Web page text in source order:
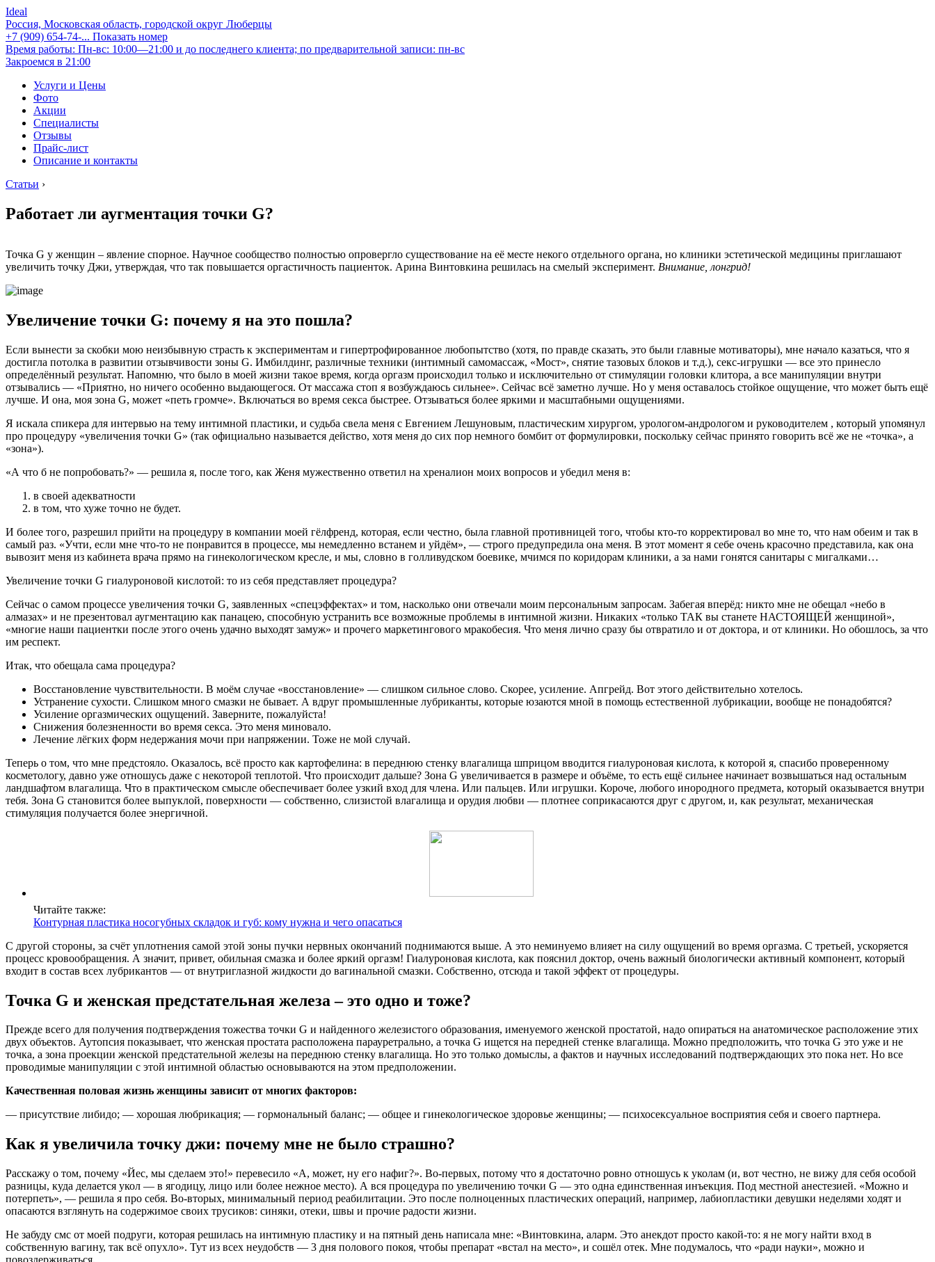
Ideal
Россия, Московская область, городской округ Люберцы
+7 (909) 654-74-... Показать номер
Время работы: Пн-вс: 10:00—21:00 и до последнего клиента; по предварительной записи: пн-вс
Закроемся в 21:00
Услуги и Цены
Фото
Акции
Специалисты
Отзывы
Прайс-лист
Описание и контакты
Статьи ›
Работает ли аугментация точки G?
Точка G у женщин – явление спорное. Научное сообщество полностью опровергло существование на её месте некого отдельного органа, но клиники эстетической медицины приглашают
увеличить точку Джи, утверждая, что так повышается оргастичность пациенток. Арина Винтовкина решилась на смелый эксперимент. Внимание, лонгрид!
Увеличение точки G: почему я на это пошла?
Если вынести за скобки мою неизбывную страсть к экспериментам и гипертрофированное любопытство (хотя, по правде сказать, это были главные мотиваторы), мне начало казаться, что я
достигла потолка в развитии отзывчивости зоны G. Имбилдинг, различные техники (интимный самомассаж, «Мост», снятие тазовых блоков и т.д.), секс-игрушки — все это принесло
определённый результат. Напомню, что было в моей жизни такое время, когда оргазм происходил только и исключительно от стимуляции головки клитора, а все манипуляции внутри
отзывались — «Приятно, но ничего особенно выдающегося. От массажа стоп я возбуждаюсь сильнее». Сейчас всё заметно лучше. Но у меня оставалось стойкое ощущение, что может быть ещё
лучше. И она, моя зона G, может «петь громче». Включаться во время секса быстрее. Отзываться более яркими и масштабными ощущениями.
Я искала спикера для интервью на тему интимной пластики, и судьба свела меня с Евгением Лешуновым, пластическим хирургом, урологом-андрологом и руководителем , который упомянул
про процедуру «увеличения точки G» (так официально называется действо, хотя меня до сих пор немного бомбит от формулировки, поскольку сейчас принято говорить всё же не «точка», а
«зона»).
«А что б не попробовать?» — решила я, после того, как Женя мужественно ответил на хреналион моих вопросов и убедил меня в:
в своей адекватности
в том, что хуже точно не будет.
И более того, разрешил прийти на процедуру в компании моей гёлфренд, которая, если честно, была главной противницей того, чтобы кто-то корректировал во мне то, что нам обеим и так в
самый раз. «Учти, если мне что-то не понравится в процессе, мы немедленно встанем и уйдём», — строго предупредила она меня. В этот момент я себе очень красочно представила, как она
вывозит меня из кабинета врача прямо на гинекологическом кресле, и мы, словно в голливудском боевике, мчимся по коридорам клиники, а за нами гонятся санитары с мигалками…
Увеличение точки G гиалуроновой кислотой: то из себя представляет процедура?
Сейчас о самом процессе увеличения точки G, заявленных «спецэффектах» и том, насколько они отвечали моим персональным запросам. Забегая вперёд: никто мне не обещал «небо в
алмазах» и не презентовал аугментацию как панацею, способную устранить все возможные проблемы в интимной жизни. Никаких «только ТАК вы станете НАСТОЯЩЕЙ женщиной»,
«многие наши пациентки после этого очень удачно выходят замуж» и прочего маркетингового мракобесия. Что меня лично сразу бы отвратило и от доктора, и от клиники. Но обошлось, за что
им респект.
Итак, что обещала сама процедура?
Восстановление чувствительности. В моём случае «восстановление» — слишком сильное слово. Скорее, усиление. Апгрейд. Вот этого действительно хотелось.
Устранение сухости. Слишком много смазки не бывает. А вдруг промышленные лубриканты, которые юзаются мной в помощь естественной лубрикации, вообще не понадобятся?
Усиление оргазмических ощущений. Заверните, пожалуйста!
Снижения болезненности во время секса. Это меня миновало.
Лечение лёгких форм недержания мочи при напряжении. Тоже не мой случай.
Теперь о том, что мне предстояло. Оказалось, всё просто как картофелина: в переднюю стенку влагалища шприцом вводится гиалуроновая кислота, к которой я, спасибо проверенному
косметологу, давно уже отношусь даже с некоторой теплотой. Что происходит дальше? Зона G увеличивается в размере и объёме, то есть ещё сильнее начинает возвышаться над остальным
ландшафтом влагалища. Что в практическом смысле обеспечивает более узкий вход для члена. Или пальцев. Или игрушки. Короче, любого инородного предмета, который оказывается внутри
тебя. Зона G становится более выпуклой, поверхности — собственно, слизистой влагалища и орудия любви — плотнее соприкасаются друг с другом, и, как результат, механическая
стимуляция получается более энергичной.
Читайте также:
Контурная пластика носогубных складок и губ: кому нужна и чего опасаться
С другой стороны, за счёт уплотнения самой этой зоны пучки нервных окончаний поднимаются выше. А это неминуемо влияет на силу ощущений во время оргазма. С третьей, ускоряется
процесс кровообращения. А значит, привет, обильная смазка и более яркий оргазм! Гиалуроновая кислота, как пояснил доктор, очень важный биологически активный компонент, который
входит в состав всех лубрикантов — от внутриглазной жидкости до вагинальной смазки. Собственно, отсюда и такой эффект от процедуры.
Точка G и женская предстательная железа – это одно и тоже?
Прежде всего для получения подтверждения тожества точки G и найденного железистого образования, именуемого женской простатой, надо опираться на анатомическое расположение этих
двух объектов. Аутопсия показывает, что женская простата расположена парауретрально, а точка G ищется на передней стенке влагалища. Можно предположить, что точка G это уже и не
точка, а зона проекции женской предстательной железы на переднюю стенку влагалища. Но это только домыслы, а фактов и научных исследований подтверждающих это пока нет. Но все
проводимые манипуляции с этой интимной областью основываются на этом предположении.
Качественная половая жизнь женщины зависит от многих факторов:
— присутствие либидо; — хорошая любрикация; — гормональный баланс; — общее и гинекологическое здоровье женщины; — психосексуальное восприятия себя и своего партнера.
Как я увеличила точку джи: почему мне не было страшно?
Расскажу о том, почему «Йес, мы сделаем это!» перевесило «А, может, ну его нафиг?». Во-первых, потому что я достаточно ровно отношусь к уколам (и, вот честно, не вижу для себя особой
разницы, куда делается укол — в ягодицу, лицо или более нежное место). А вся процедура по увеличению точки G — это одна единственная инъекция. Под местной анестезией. «Можно и
потерпеть», — решила я про себя. Во-вторых, минимальный период реабилитации. Это после полноценных пластических операций, например, лабиопластики девушки неделями ходят и
опасаются взглянуть на содержимое своих трусиков: синяки, отеки, швы и прочие радости жизни.
Не забуду смс от моей подруги, которая решилась на интимную пластику и на пятный день написала мне: «Винтовкина, аларм. Это анекдот просто какой-то: я не могу найти вход в
собственную вагину, так всё опухло». Тут из всех неудобств — 3 дня полового покоя, чтобы препарат «встал на место», и сошёл отек. Мне подумалось, что «ради науки», можно и